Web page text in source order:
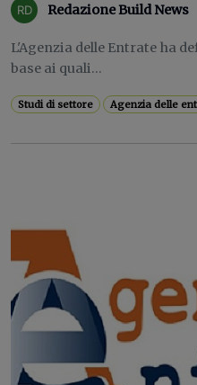
Redazione Build News
L'Agenzia delle Entrate ha
base ai quali...
Studi di settore Agenzia delle